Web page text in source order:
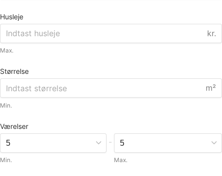
Husleje
kr.
Max.
Størrelse
m²
Min.
Værelser
Min.
-
Max.